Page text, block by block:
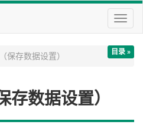
切
换
航
目录 »
保存数据设置）
存数据设置）